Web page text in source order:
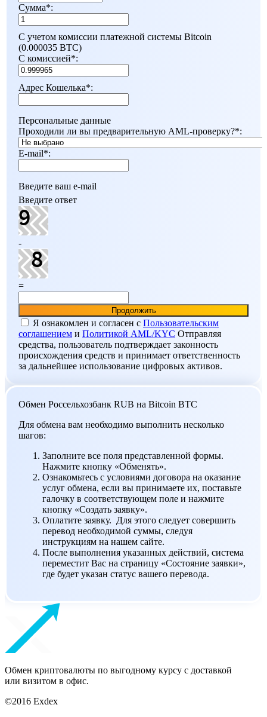
Сумма*:
С учетом комиссии платежной системы Bitcoin
(0.000035 BTC)
С комиссией*:
Адрес Кошелька*:
Персональные данные
Проходили ли вы предварительную AML-проверку?*:
E-mail*:
Введите ваш e-mail
Введите ответ
-
=
Я ознакомлен и согласен c Пользовательским
соглашением и Политикой AML/KYC Отправляя
средства, пользователь подтверждает законность
происхождения средств и принимает ответственность
за дальнейшее использование цифровых активов.
Обмен Россельхозбанк RUB на Bitcoin BTC
Для обмена вам необходимо выполнить несколько
шагов:
Заполните все поля представленной формы.
Нажмите кнопку «Обменять».
Ознакомьтесь с условиями договора на оказание
услуг обмена, если вы принимаете их, поставьте
галочку в соответствующем поле и нажмите
кнопку «Создать заявку».
Оплатите заявку. Для этого следует совершить
перевод необходимой суммы, следуя
инструкциям на нашем сайте.
После выполнения указанных действий, система
переместит Вас на страницу «Состояние заявки»,
где будет указан статус вашего перевода.
Обмен криптовалюты по выгодному курсу с доставкой
или визитом в офис.
©2016 Exdex